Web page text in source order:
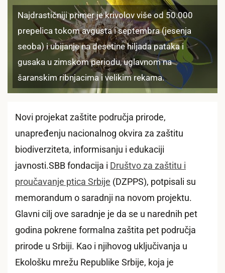
Najdrastičniji primer je krivolov više od 50.000
prepelica tokom avgusta i septembra (jesenja
seoba) i ubijanje na desetine hiljada pataka i
gusaka u zimskom periodu, uglavnom na
šaranskim ribnjacima i velikim rekama.
Novi projekat zaštite područja prirode,
unapređenju nacionalnog okvira za zaštitu
biodiverziteta, informisanju i edukaciji
javnosti.SBB fondacija i Društvo za zaštitu i
proučavanje ptica Srbije (DZPPS), potpisali su
memorandum o saradnji na novom projektu.
Glavni cilj ove saradnje je da se u narednih pet
godina pokrene formalna zaštita pet područja
prirode u Srbiji. Kao i njihovog uključivanja u
Ekološku mrežu Republike Srbije, koja je